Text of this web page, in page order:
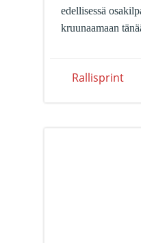
edellisessä
kruunaamaan
Rallisprint